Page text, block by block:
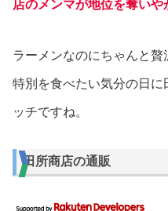
店のメンマが地位を奪いや
ラーメンなのにちゃんと
特別を食べたい気分の日
ッチですね。
田所商店の通販